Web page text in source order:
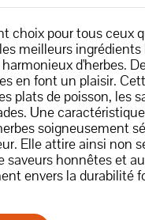
choix pour tous ceux
meilleurs
d'herbes.
en font un plaisir.
plats de poisson, les
Une
soigneusement
Elle attire ainsi non
saveurs honnêtes et
envers la durabilité